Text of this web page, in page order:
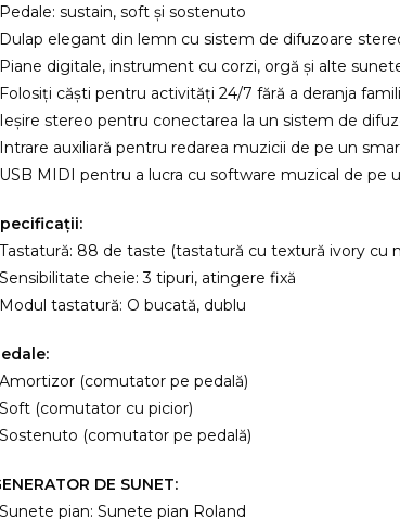
Pedale: sustain, soft și sostenuto
Dulap elegant din lemn cu sistem de difuzoare
Piane digitale, instrument cu corzi, orgă și alte
Folosiți căști pentru activități 24/7 fără a deranja
Ieșire stereo pentru conectarea la un sistem de
Intrare auxiliară pentru redarea muzicii de pe un
USB MIDI pentru a lucra cu software muzical de pe
Tastatură: 88 de taste (tastatură cu textură ivory cu
Sensibilitate cheie: 3 tipuri, atingere fixă
Modul tastatură: O bucată, dublu
Amortizor (comutator pe pedală)
Soft (comutator cu picior)
Sostenuto (comutator pe pedală)
DE SUNET:
Sunete pian: Sunete pian Roland